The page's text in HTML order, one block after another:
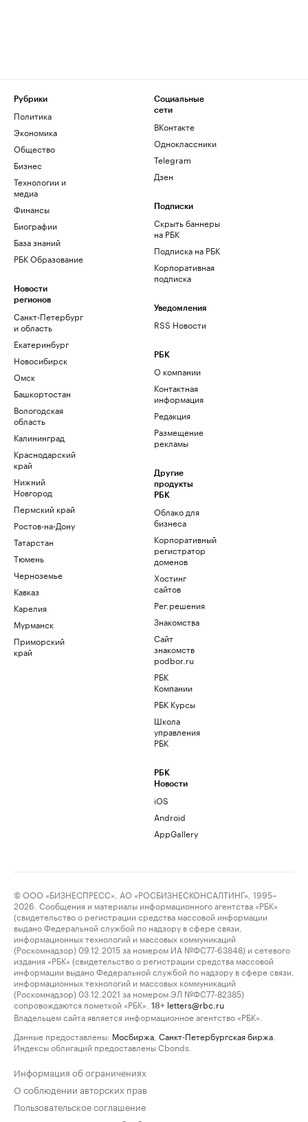
Рубрики
Политика
Экономика
Общество
Бизнес
Технологии и
медиа
Финансы
Биографии
База знаний
РБК Образование
Новости
регионов
Санкт-Петербург
и область
Екатеринбург
Новосибирск
Омск
Башкортостан
Вологодская
область
Калининград
Краснодарский
край
Нижний
Новгород
Пермский край
Ростов-на-Дону
Татарстан
Тюмень
Черноземье
Кавказ
Карелия
Мурманск
Приморский
край
Социальные
сети
ВКонтакте
Одноклассники
Telegram
Дзен
Подписки
Скрыть баннеры
на РБК
Подписка на РБК
Корпоративная
подписка
Уведомления
RSS Новости
РБК
О компании
Контактная
информация
Редакция
Размещение
рекламы
Другие
продукты
РБК
Облако для
бизнеса
Корпоративный
регистратор
доменов
Хостинг
сайтов
Рег.решения
Знакомства
Сайт
знакомств
podbor.ru
РБК
Компании
РБК Курсы
Школа
управления
РБК
РБК
Новости
iOS
Android
AppGallery
© ООО «БИЗНЕСПРЕСС», АО «РОСБИЗНЕСКОНСАЛТИНГ», 1995–
2026. Сообщения и материалы информационного агентства «РБК»
(свидетельство о регистрации средства массовой информации
выдано Федеральной службой по надзору в сфере связи,
информационных технологий и массовых коммуникаций
(Роскомнадзор) 09.12.2015 за номером ИА №ФС77-63848) и сетевого
издания «РБК» (свидетельство о регистрации средства массовой
информации выдано Федеральной службой по надзору в сфере связи,
информационных технологий и массовых коммуникаций
(Роскомнадзор) 03.12.2021 за номером ЭЛ №ФС77-82385)
сопровождаются пометкой «РБК».
18+ letters@rbc.ru
Владельцем сайта является информационное агентство «РБК».
Данные предоставлены: Мосбиржа Санкт-Петербургская биржа
Индексы облигаций предоставлены Cbonds.
Информация об ограничениях
О соблюдении авторских прав
Пользовательское соглашение